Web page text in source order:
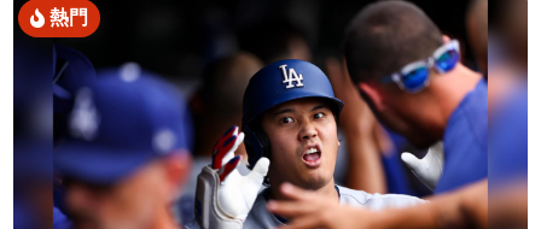
熱門